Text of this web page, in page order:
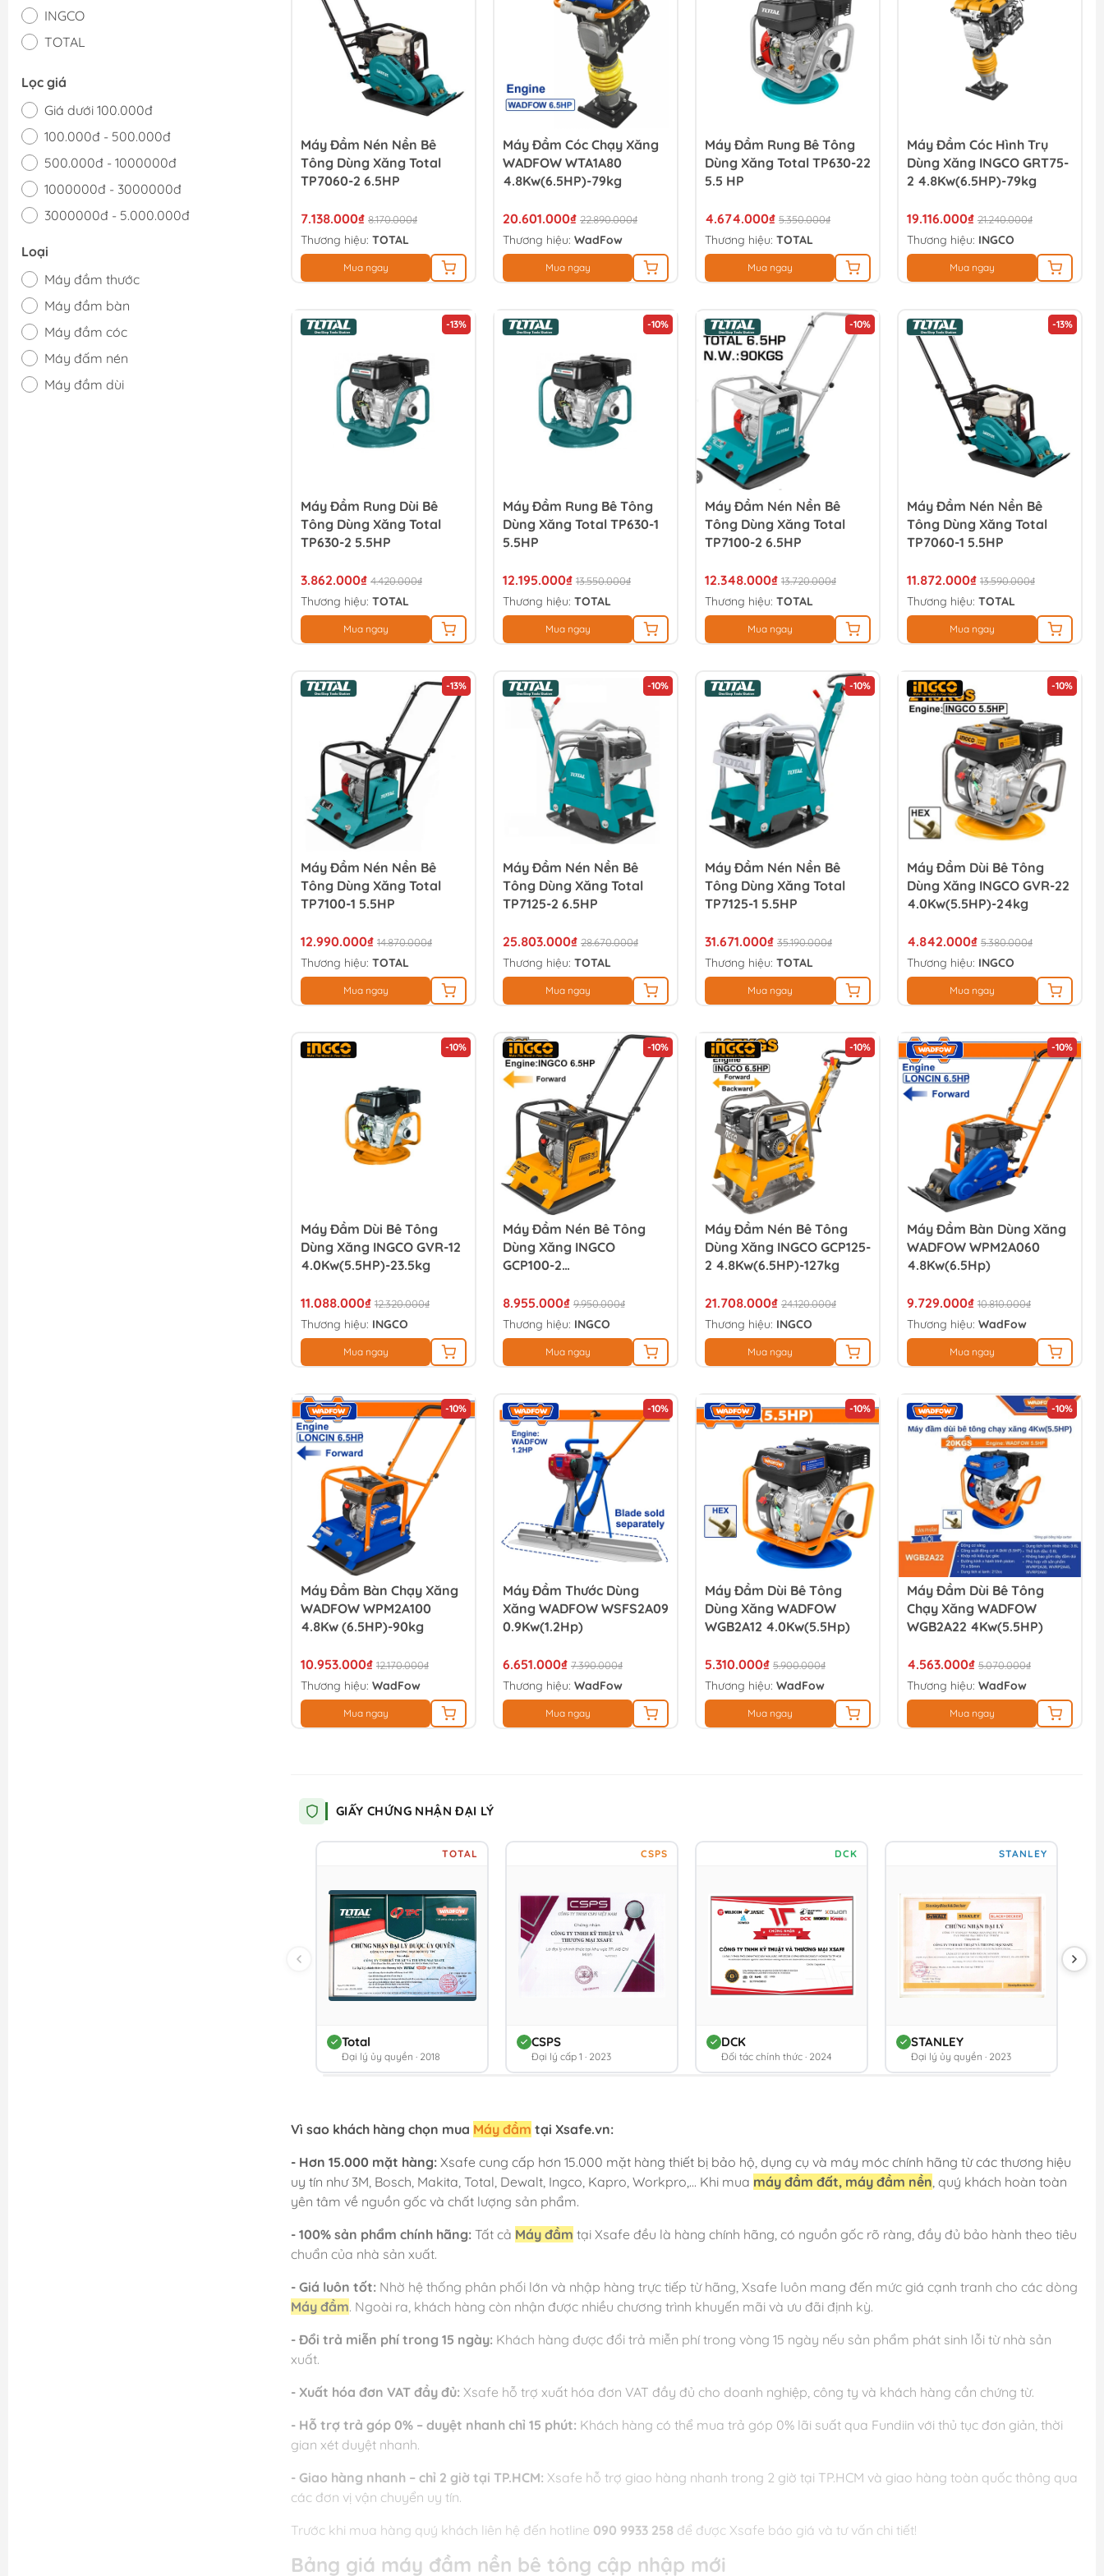
Máy Đầm Nén Nền Bê
Tông Dùng Xăng Total
TP7060-2 6.5HP
7.138.000₫ 8.170.000₫
Thương hiệu: TOTAL
Mua ngay
Máy Đầm Cóc Chạy Xăng
WADFOW WTA1A80
4.8Kw(6.5HP)-79kg
20.601.000₫ 22.890.000₫
Thương hiệu: WadFow
Mua ngay
Máy Đầm Rung Bê Tông
Dùng Xăng Total TP630-22
5.5 HP
4.674.000₫ 5.350.000₫
Thương hiệu: TOTAL
Mua ngay
Máy Đầm Cóc Hình Trụ
Dùng Xăng INGCO GRT75-
2 4.8Kw(6.5HP)-79kg
19.116.000₫ 21.240.000₫
Thương hiệu: INGCO
Mua ngay
-13%
Máy Đầm Rung Dùi Bê
Tông Dùng Xăng Total
TP630-2 5.5HP
3.862.000₫ 4.420.000₫
Thương hiệu: TOTAL
Mua ngay
-10%
Máy Đầm Rung Bê Tông
Dùng Xăng Total TP630-1
5.5HP
12.195.000₫ 13.550.000₫
Thương hiệu: TOTAL
Mua ngay
-10%
Máy Đầm Nén Nền Bê
Tông Dùng Xăng Total
TP7100-2 6.5HP
12.348.000₫ 13.720.000₫
Thương hiệu: TOTAL
Mua ngay
-13%
Máy Đầm Nén Nền Bê
Tông Dùng Xăng Total
TP7060-1 5.5HP
11.872.000₫ 13.590.000₫
Thương hiệu: TOTAL
Mua ngay
-13%
Máy Đầm Nén Nền Bê
Tông Dùng Xăng Total
TP7100-1 5.5HP
12.990.000₫ 14.870.000₫
Thương hiệu: TOTAL
Mua ngay
-10%
Máy Đầm Nén Nền Bê
Tông Dùng Xăng Total
TP7125-2 6.5HP
25.803.000₫ 28.670.000₫
Thương hiệu: TOTAL
Mua ngay
-10%
Máy Đầm Nén Nền Bê
Tông Dùng Xăng Total
TP7125-1 5.5HP
31.671.000₫ 35.190.000₫
Thương hiệu: TOTAL
Mua ngay
-10%
Máy Đầm Dùi Bê Tông
Dùng Xăng INGCO GVR-22
4.0Kw(5.5HP)-24kg
4.842.000₫ 5.380.000₫
Thương hiệu: INGCO
Mua ngay
-10%
Máy Đầm Dùi Bê Tông
Dùng Xăng INGCO GVR-12
4.0Kw(5.5HP)-23.5kg
11.088.000₫ 12.320.000₫
Thương hiệu: INGCO
Mua ngay
-10%
Máy Đầm Nén Bê Tông
Dùng Xăng INGCO
GCP100-2
8.955.000₫ 9.950.000₫
Thương hiệu: INGCO
Mua ngay
-10%
Máy Đầm Nén Bê Tông
Dùng Xăng INGCO GCP125-
2 4.8Kw(6.5HP)-127kg
21.708.000₫ 24.120.000₫
Thương hiệu: INGCO
Mua ngay
-10%
Máy Đầm Bàn Dùng Xăng
WADFOW WPM2A060
4.8Kw(6.5Hp)
9.729.000₫ 10.810.000₫
Thương hiệu: WadFow
Mua ngay
-10%
Máy Đầm Bàn Chạy Xăng
WADFOW WPM2A100
4.8Kw (6.5HP)-90kg
10.953.000₫ 12.170.000₫
Thương hiệu: WadFow
Mua ngay
-10%
Máy Đầm Thước Dùng
Xăng WADFOW WSFS2A09
0.9Kw(1.2Hp)
6.651.000₫ 7.390.000₫
Thương hiệu: WadFow
Mua ngay
-10%
Máy Đầm Dùi Bê Tông
Dùng Xăng WADFOW
WGB2A12 4.0Kw(5.5Hp)
5.310.000₫ 5.900.000₫
Thương hiệu: WadFow
Mua ngay
-10%
Máy Đầm Dùi Bê Tông
Chạy Xăng WADFOW
WGB2A22 4Kw(5.5HP)
4.563.000₫ 5.070.000₫
Thương hiệu: WadFow
Mua ngay
GIẤY CHỨNG NHẬN ĐẠI LÝ
TOTAL
Total
Đại lý ủy quyền · 2018
CSPS
CSPS
Đại lý cấp 1 · 2023
DCK
DCK
Đối tác chính thức · 2024
STANLEY
STANLEY
Đại lý ủy quyền · 2023
Vì sao khách hàng chọn mua Máy đầm tại Xsafe.vn:
- Hơn 15.000 mặt hàng: Xsafe cung cấp hơn 15.000 mặt hàng thiết bị bảo hộ, dụng cụ và máy móc chính hãng từ các thương hiệu
uy tín như 3M, Bosch, Makita, Total, Dewalt, Ingco, Kapro, Workpro,... Khi mua máy đầm đất, máy đầm nền, quý khách hoàn toàn
yên tâm về nguồn gốc và chất lượng sản phẩm.
- 100% sản phẩm chính hãng: Tất cả Máy đầm tại Xsafe đều là hàng chính hãng, có nguồn gốc rõ ràng, đầy đủ bảo hành theo tiêu
chuẩn của nhà sản xuất.
- Giá luôn tốt: Nhờ hệ thống phân phối lớn và nhập hàng trực tiếp từ hãng, Xsafe luôn mang đến mức giá cạnh tranh cho các dòng
Máy đầm. Ngoài ra, khách hàng còn nhận được nhiều chương trình khuyến mãi và ưu đãi định kỳ.
- Đổi trả miễn phí trong 15 ngày: Khách hàng được đổi trả miễn phí trong vòng 15 ngày nếu sản phẩm phát sinh lỗi từ nhà sản
xuất.
- Xuất hóa đơn VAT đầy đủ: Xsafe hỗ trợ xuất hóa đơn VAT đầy đủ cho doanh nghiệp, công ty và khách hàng cần chứng từ.
- Hỗ trợ trả góp 0% – duyệt nhanh chỉ 15 phút: Khách hàng có thể mua trả góp 0% lãi suất qua Fundiin với thủ tục đơn giản, thời
gian xét duyệt nhanh.
- Giao hàng nhanh – chỉ 2 giờ tại TP.HCM: Xsafe hỗ trợ giao hàng nhanh trong 2 giờ tại TP.HCM và giao hàng toàn quốc thông qua
các đơn vị vận chuyển uy tín.
Trước khi mua hàng quý khách liên hệ đến hotline 090 9933 258 để được Xsafe báo giá và tư vấn chi tiết!
Bảng giá máy đầm nền bê tông cập nhập mới
INGCO
TOTAL
Lọc giá
Giá dưới 100.000đ
100.000đ - 500.000đ
500.000đ - 1000000đ
1000000đ - 3000000đ
3000000đ - 5.000.000đ
Loại
Máy đầm thước
Máy đầm bàn
Máy đầm cóc
Máy đấm nén
Máy đầm dùi